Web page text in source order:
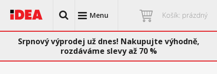
Menu Košík: prázdný
Srpnový výprodej už dnes! Nakupujte výhodně,
rozdáváme slevy až 70 %